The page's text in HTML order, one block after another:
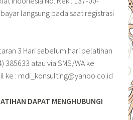
langsung pada saat registrasi
3 Hari sebelum hari pelatihan
385633 atau via SMS/WA ke
ke : mdi_konsulting@yahoo.co.id
DAPAT MENGHUBUNGI